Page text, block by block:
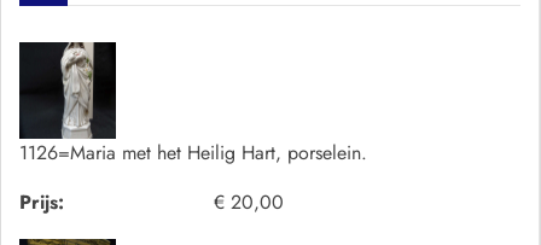
1126=Maria met het Heilig Hart, porselein.
Prijs:
€ 20,00